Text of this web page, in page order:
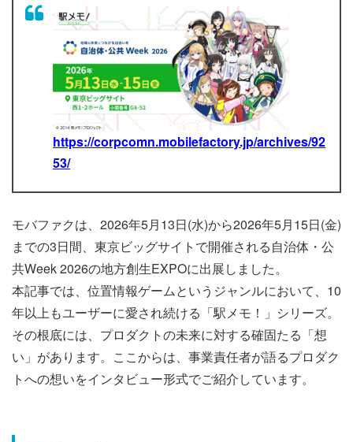
https://corpcomn.mobilefactory.jp/archives/92
53/
モバファクは、2026年5月13日(水)から2026年5月15日(金)
までの3日間、東京ビッグサイトで開催される自治体・公
共Week 2026の地方創生EXPOに出展しました。
本記事では、位置情報ゲームというジャンルにおいて、10
年以上もユーザーに愛され続ける「駅メモ！」シリーズ。
その根底には、プロダクトの未来に対する確固たる「想
い」があります。ここからは、事業責任者が語るプロダク
トへの想いをインタビュー形式でご紹介しています。